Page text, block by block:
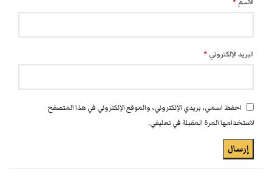
البريد الإلكتروني *
احفظ اسمي، بريدي الإلكتروني، والموقع الإلكتروني في هذا المتصفح
لاستخدامها المرة المقبلة في تعليقي.